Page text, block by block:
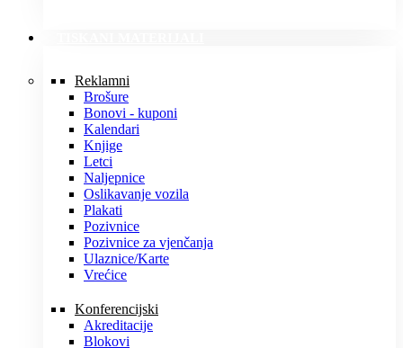
Reklamni
Brošure
Bonovi - kuponi
Kalendari
Knjige
Letci
Naljepnice
Oslikavanje vozila
Plakati
Pozivnice
Pozivnice za vjenčanja
Ulaznice/Karte
Vrećice
Konferencijski
Akreditacije
Blokovi